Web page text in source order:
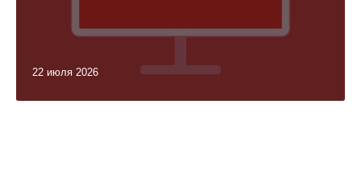
22 июля 2026